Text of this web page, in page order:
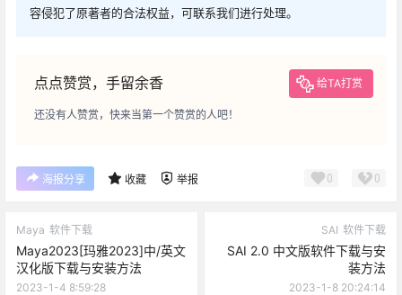
容侵犯了原著者的合法权益，可联系我们进行处理。
点点赞赏，手留余香 给TA打赏
还没有人赞赏，快来当第一个赞赏的人吧！
海报分享 收藏 举报 0 0
Maya 软件下载
Maya2023[玛雅2023]中/英文
汉化版下载与安装方法
2023-1-4 8:59:28
SAI 软件下载
SAI 2.0 中文版软件下载与安
装方法
2023-1-8 20:24:14